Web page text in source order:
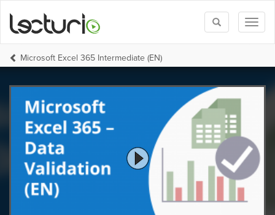
Toggle
search
Microsoft Excel 365 Intermediate (EN)